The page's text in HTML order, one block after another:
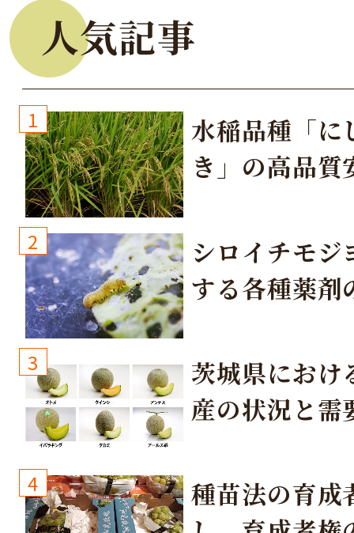
人気記事
1
水稲品種「に
き」の高品質
2
シロイチモジ
する各種薬剤
3
茨城県におけ
産の状況と需
4
種苗法の育成